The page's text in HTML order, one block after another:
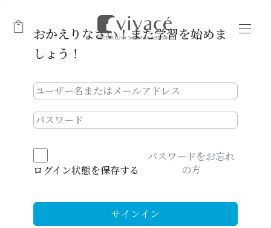

おかえりなさい！また学習を始めま
しょう！
ログイン状態を保存する
パスワードをお忘れ
の方
サインイン